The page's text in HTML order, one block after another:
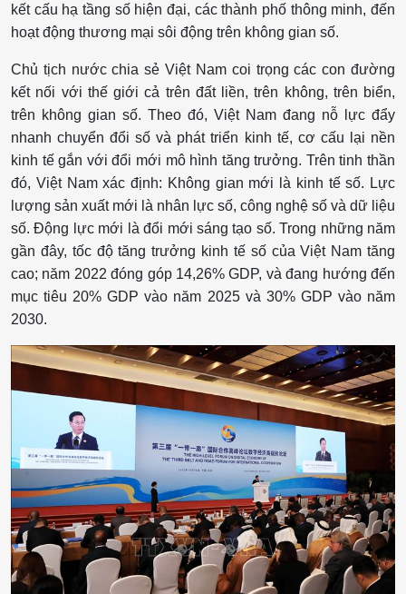
kết cấu hạ tầng số hiện đại, các thành phố thông minh, đến
hoạt động thương mại sôi động trên không gian số.
Chủ tịch nước chia sẻ Việt Nam coi trọng các con đường
kết nối với thế giới cả trên đất liền, trên không, trên biển,
trên không gian số. Theo đó, Việt Nam đang nỗ lực đẩy
nhanh chuyển đổi số và phát triển kinh tế, cơ cấu lại nền
kinh tế gắn với đổi mới mô hình tăng trưởng. Trên tinh thần
đó, Việt Nam xác định: Không gian mới là kinh tế số. Lực
lượng sản xuất mới là nhân lực số, công nghệ số và dữ liệu
số. Động lực mới là đổi mới sáng tạo số. Trong những năm
gần đây, tốc độ tăng trưởng kinh tế số của Việt Nam tăng
cao; năm 2022 đóng góp 14,26% GDP, và đang hướng đến
mục tiêu 20% GDP vào năm 2025 và 30% GDP vào năm
2030.